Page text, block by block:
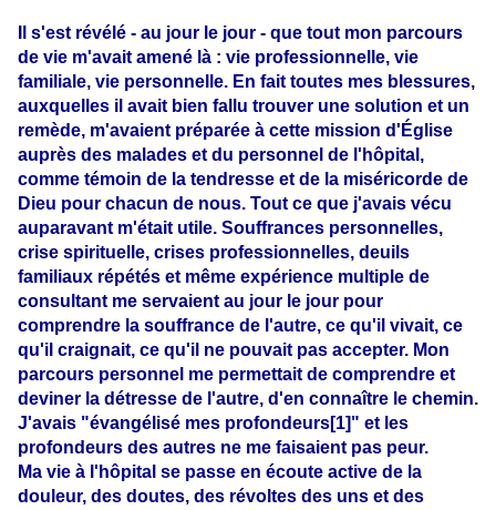
Il s'est révélé - au jour le jour - que tout mon parcours
de vie m'avait amené là : vie professionnelle, vie
familiale, vie personnelle. En fait toutes mes blessures,
auxquelles il avait bien fallu trouver une solution et un
remède, m'avaient préparée à cette mission d'Église
auprès des malades et du personnel de l'hôpital,
comme témoin de la tendresse et de la miséricorde de
Dieu pour chacun de nous. Tout ce que j'avais vécu
auparavant m'était utile. Souffrances personnelles,
crise spirituelle, crises professionnelles, deuils
familiaux répétés et même expérience multiple de
consultant me servaient au jour le jour pour
comprendre la souffrance de l'autre, ce qu'il vivait, ce
qu'il craignait, ce qu'il ne pouvait pas accepter. Mon
parcours personnel me permettait de comprendre et
deviner la détresse de l'autre, d'en connaître le chemin.
J'avais "évangélisé mes profondeurs[1]" et les
profondeurs des autres ne me faisaient pas peur.
Ma vie à l'hôpital se passe en écoute active de la
douleur, des doutes, des révoltes des uns et des